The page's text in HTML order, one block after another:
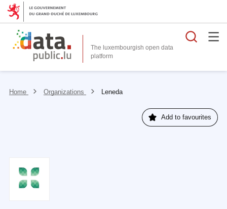
The luxembourgish open data
platform
Home Organizations Leneda
Add to favourites